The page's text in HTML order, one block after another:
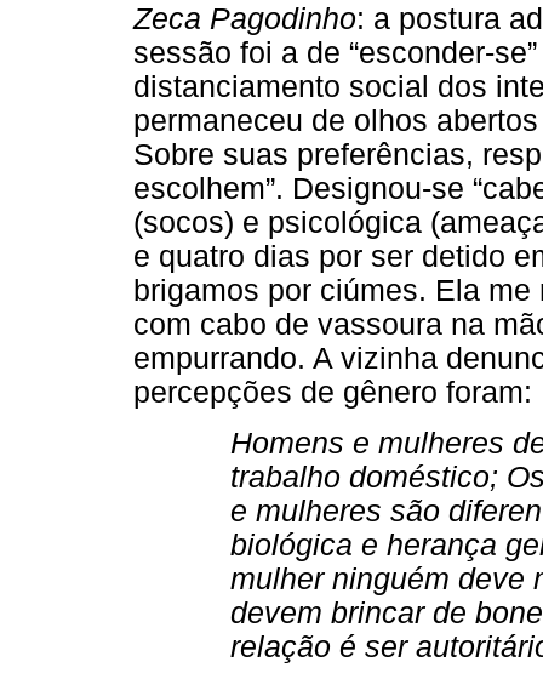
Zeca Pagodinho: a postura
sessão foi a de “esconder-
distanciamento social dos
permaneceu de olhos
Sobre suas preferências,
escolhem”. Designou-se
(socos) e psicológica
e quatro dias por ser detido
brigamos por ciúmes. Ela
com cabo de vassoura na
empurrando. A vizinha
percepções de gênero foram:
Homens e mulheres
trabalho doméstico;
e mulheres são
biológica e herança
mulher ninguém deve
devem brincar de
relação é ser